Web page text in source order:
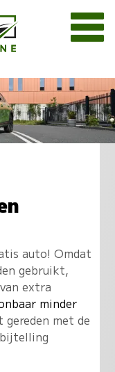
auto! Omdat
gebruikt,
extra
minder
met de